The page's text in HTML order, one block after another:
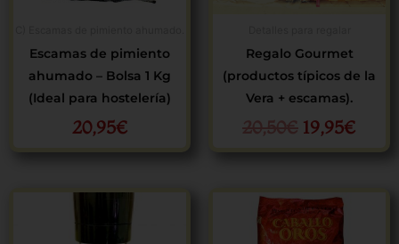
Escamas de pimiento
ahumado – Bolsa 1 Kg
(Ideal para hostelería)
20,95€
Regalo Gourmet
(productos típicos de la
Vera + escamas).
20,50€ 19,95€